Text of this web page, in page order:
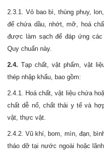
2.3.1. Vỏ bao bì, thùng phuy,
để chứa dầu, nhớt, mỡ, hoá
được làm sạch để đáp ứng
Quy chuẩn này.
2.4. Tạp chất, vật phẩm, vật
thép nhập khẩu, bao gồm:
2.4.1. Hoá chất, vật liệu chứa
chất dễ nổ, chất thải y tế và
vật, thực vật.
2.4.2. Vũ khí, bom, mìn, đạn,
tháo dỡ tại nước ngoài hoặc